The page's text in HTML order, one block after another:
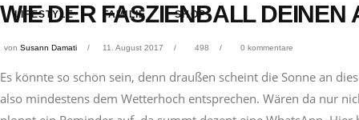
LIFESTYLE FAMILIE SHOP
WIE DER FASZIENBALL DEINEN
von Susann Damati 11. August 2017 498 0 kommentare
Es könnte so schön sein, denn draußen scheint die Sonne an
also mindestens dem Wetterhoch entsprechen. Wären da nur